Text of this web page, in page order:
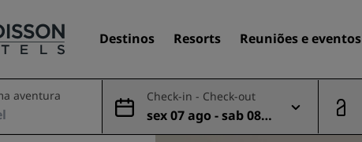
Destinos Resorts Reuniões e eventos
aventura Check-in - Check-out
sex 07 ago - sab 08 a
go